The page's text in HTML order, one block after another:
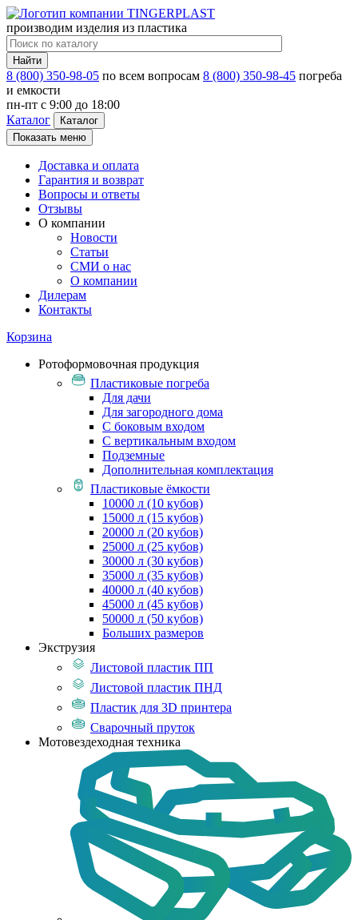
производим изделия из пластика
Найти
8 (800) 350-98-05 по всем вопросам 8 (800) 350-98-45 погреба
и емкости
пн-пт c 9:00 до 18:00
Каталог
Каталог
Показать меню
Доставка и оплата
Гарантия и возврат
Вопросы и ответы
Отзывы
О компании
Новости
Статьи
СМИ о нас
О компании
Дилерам
Контакты
Корзина
Ротоформовочная продукция
Пластиковые погреба
Для дачи
Для загородного дома
С боковым входом
С вертикальным входом
Подземные
Дополнительная комплектация
Пластиковые ёмкости
10000 л (10 кубов)
15000 л (15 кубов)
20000 л (20 кубов)
25000 л (25 кубов)
30000 л (30 кубов)
35000 л (35 кубов)
40000 л (40 кубов)
45000 л (45 кубов)
50000 л (50 кубов)
Больших размеров
Экструзия
Листовой пластик ПП
Листовой пластик ПНД
Пластик для 3D принтера
Сварочный пруток
Мотовездеходная техника